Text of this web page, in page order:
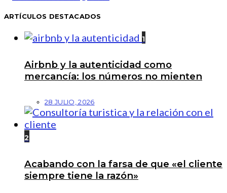
ARTÍCULOS DESTACADOS
1
Airbnb y la autenticidad como
mercancía: los números no mienten
28 JULIO, 2026
2
Acabando con la farsa de que «el cliente
siempre tiene la razón»